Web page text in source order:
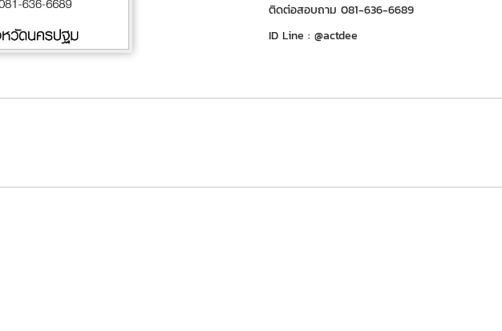
ติดต่อสอบถาม 081-636-6689
ID Line : @actdee